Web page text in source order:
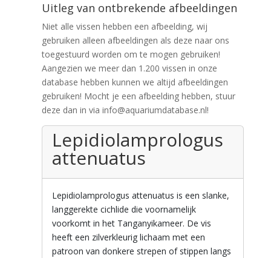
Uitleg van ontbrekende afbeeldingen
Niet alle vissen hebben een afbeelding, wij
gebruiken alleen afbeeldingen als deze naar ons
toegestuurd worden om te mogen gebruiken!
Aangezien we meer dan 1.200 vissen in onze
database hebben kunnen we altijd afbeeldingen
gebruiken! Mocht je een afbeelding hebben, stuur
deze dan in via info@aquariumdatabase.nl!
Lepidiolamprologus
attenuatus
Lepidiolamprologus attenuatus is een slanke,
langgerekte cichlide die voornamelijk
voorkomt in het Tanganyikameer. De vis
heeft een zilverkleurig lichaam met een
patroon van donkere strepen of stippen langs